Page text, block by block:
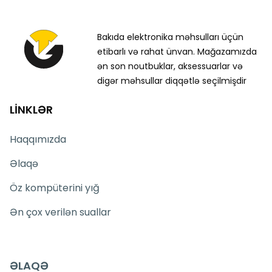
Bakıda elektronika məhsulları üçün
etibarlı və rahat ünvan. Mağazamızda
ən son noutbuklar, aksessuarlar və
digər məhsullar diqqətlə seçilmişdir
LİNKLƏR
Haqqımızda
Əlaqə
Öz kompüterini yığ
Ən çox verilən suallar
ƏLAQƏ